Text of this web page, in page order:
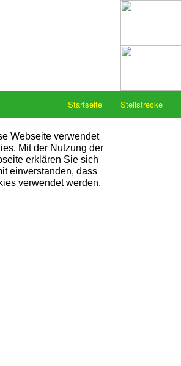
Startseite Steilstrecke
Webseite verwendet
Mit der Nutzung der
erklären Sie sich
einverstanden, dass
verwendet werden.